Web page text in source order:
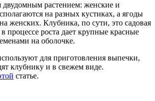
двудомным растением: женские и
на разных кустиках, а ягоды
женских. Клубника, по сути, это садовая
процессе роста дает крупные красные
на оболочке.
для приготовления выпечки,
клубнику и в свежем виде.
статье.